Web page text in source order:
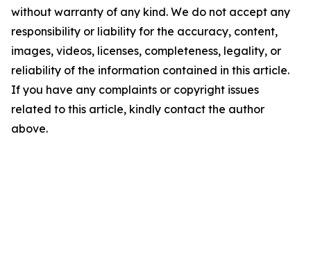
without warranty of any kind. We do not accept any
responsibility or liability for the accuracy, content,
images, videos, licenses, completeness, legality, or
reliability of the information contained in this article.
If you have any complaints or copyright issues
related to this article, kindly contact the author
above.